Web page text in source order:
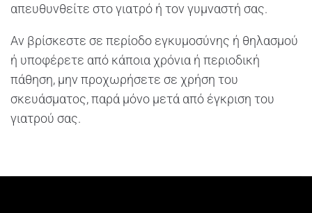
απευθυνθείτε στο γιατρό ή τον γυμναστή σας.
Αν βρίσκεστε σε περίοδο εγκυμοσύνης ή θηλασμού
ή υποφέρετε από κάποια χρόνια ή περιοδική
πάθηση, μην προχωρήσετε σε χρήση του
σκευάσματος, παρά μόνο μετά από έγκριση του
γιατρού σας.